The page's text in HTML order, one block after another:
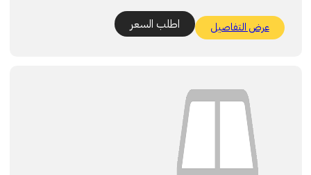
عرض التفاصيل اطلب السعر